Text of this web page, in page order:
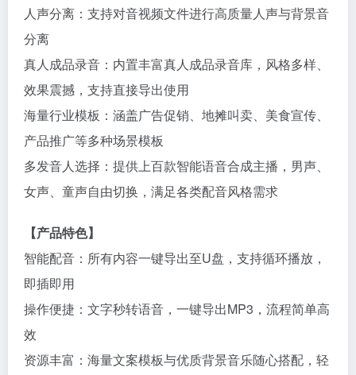
人声分离：支持对音视频文件进行高质量人声与背景音
分离
真人成品录音：内置丰富真人成品录音库，风格多样、
效果震撼，支持直接导出使用
海量行业模板：涵盖广告促销、地摊叫卖、美食宣传、
产品推广等多种场景模板
多发音人选择：提供上百款智能语音合成主播，男声、
女声、童声自由切换，满足各类配音风格需求
【产品特色】
智能配音：所有内容一键导出至U盘，支持循环播放，
即插即用
操作便捷：文字秒转语音，一键导出MP3，流程简单高
效
资源丰富：海量文案模板与优质背景音乐随心搭配，轻